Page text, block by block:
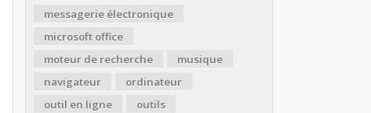
messagerie électronique
microsoft office
moteur de recherche
musique
navigateur
ordinateur
outil en ligne
outils